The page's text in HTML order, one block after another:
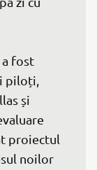
a fost
piloți,
și
proiectul
noilor